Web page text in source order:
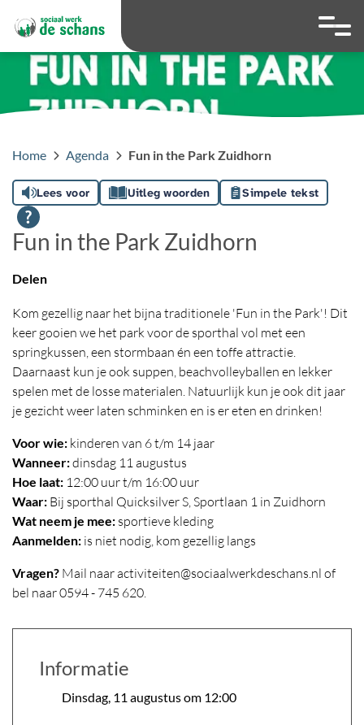
Hoog contrast
Ga naar
Home Agenda Fun in the Park Zuidhorn
Lees voor Uitleg woorden Simpele tekst
Fun in the Park Zuidhorn
Delen
Kom gezellig naar het bijna traditionele 'Fun in the Park'! Dit
keer gooien we het park voor de sporthal vol met een
springkussen, een stormbaan én een toffe attractie.
Daarnaast kun je ook suppen, beachvolleyballen en lekker
spelen met de losse materialen. Natuurlijk kun je ook dit jaar
je gezicht weer laten schminken en is er eten en drinken!
Voor wie: kinderen van 6 t/m 14 jaar
Wanneer:dinsdag 11 augustus
Hoe laat: 12:00 uur t/m 16:00 uur
Waar: Bij sporthal Quicksilver S, Sportlaan 1 in Zuidhorn
Wat neem je mee: sportieve kleding
Aanmelden: is niet nodig, kom gezellig langs
Vragen? Mail naar activiteiten@sociaalwerkdeschans.nl of
bel naar 0594 - 745 620.
Informatie
Dinsdag, 11 augustus om 12:00